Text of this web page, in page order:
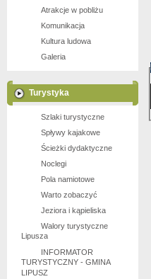
Atrakcje w pobliżu
Komunikacja
Kultura ludowa
Galeria
Turystyka
Szlaki turystyczne
Spływy kajakowe
Ścieżki dydaktyczne
Noclegi
Pola namiotowe
Warto zobaczyć
Jeziora i kąpieliska
Walory turystyczne
Lipusza
INFORMATOR
TURYSTYCZNY - GMINA
LIPUSZ